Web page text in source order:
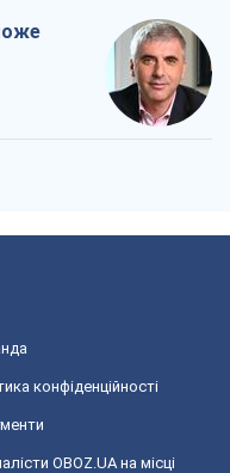
конфіденційності
OBOZ.UA на місці